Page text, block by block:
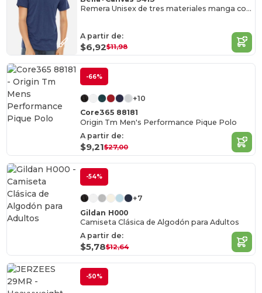
Remera Unisex de tres materiales manga corta
A partir de:
$6,92$11,98
-66%
+10
Core365 88181
Origin Tm Men's Performance Pique Polo
A partir de:
$9,21$27,00
-54%
+7
Gildan H000
Camiseta Clásica de Algodón para Adultos
A partir de:
$5,78$12,64
-50%